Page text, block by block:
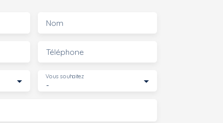
Nom
Téléphone
-
Vous souhaitez